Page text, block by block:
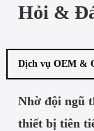
Hỏi &
Dịch vụ OEM &
Nhờ đội ngũ
thiết bị tiên